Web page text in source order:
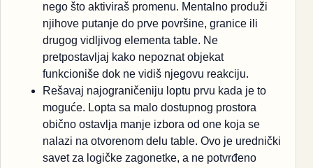
nego što aktiviraš promenu. Mentalno produži
njihove putanje do prve površine, granice ili
drugog vidljivog elementa table. Ne
pretpostavljaj kako nepoznat objekat
funkcioniše dok ne vidiš njegovu reakciju.
Rešavaj najograničeniju loptu prvu kada je to
moguće. Lopta sa malo dostupnog prostora
obično ostavlja manje izbora od one koja se
nalazi na otvorenom delu table. Ovo je urednički
savet za logičke zagonetke, a ne potvrđeno